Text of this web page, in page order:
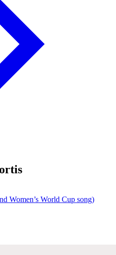
Women’s World Cup song)